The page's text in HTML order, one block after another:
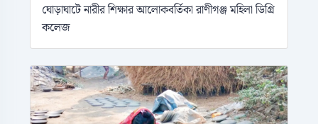
ঘোড়াঘাটে নারীর শিক্ষার আলোকবর্তিকা রাণীগঞ্জ মহিলা ডিগ্রি
কলেজ